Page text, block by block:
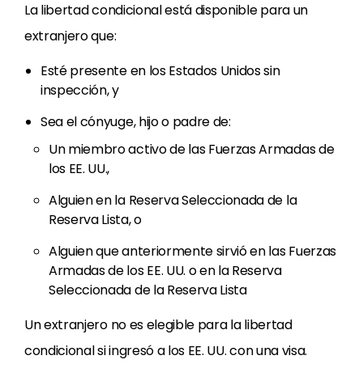
La libertad condicional está disponible para un
extranjero que:
Esté presente en los Estados Unidos sin
inspección, y
Sea el cónyuge, hijo o padre de:
Un miembro activo de las Fuerzas Armadas de
los EE. UU.,
Alguien en la Reserva Seleccionada de la
Reserva Lista, o
Alguien que anteriormente sirvió en las Fuerzas
Armadas de los EE. UU. o en la Reserva
Seleccionada de la Reserva Lista
Un extranjero no es elegible para la libertad
condicional si ingresó a los EE. UU. con una visa.